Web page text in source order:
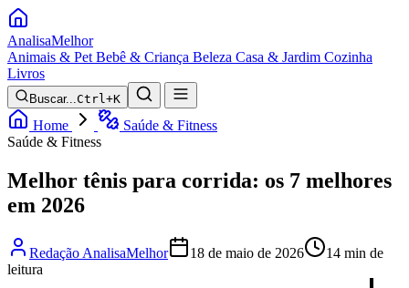
AnalisaMelhor
Animais & Pet Bebê & Criança Beleza Casa & Jardim Cozinha
Livros
Buscar...Ctrl+K
Home
Saúde & Fitness
Saúde & Fitness
Melhor tênis para corrida: os 7 melhores
em 2026
Redação AnalisaMelhor 18 de maio de 2026
14 min de
leitura